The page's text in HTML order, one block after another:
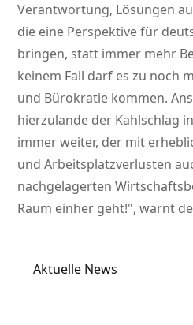
Verantwortung, Lösungen
die eine Perspektive für
bringen, statt immer mehr
keinem Fall darf es zu noch
und Bürokratie kommen.
hierzulande der Kahlschlag
immer weiter, der mit
und Arbeitsplatzverlusten
nachgelagerten
Raum einher geht! , warnt
Aktuelle News